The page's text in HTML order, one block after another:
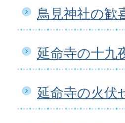
鳥見神社の歓
延命寺の十九
延命寺の火伏